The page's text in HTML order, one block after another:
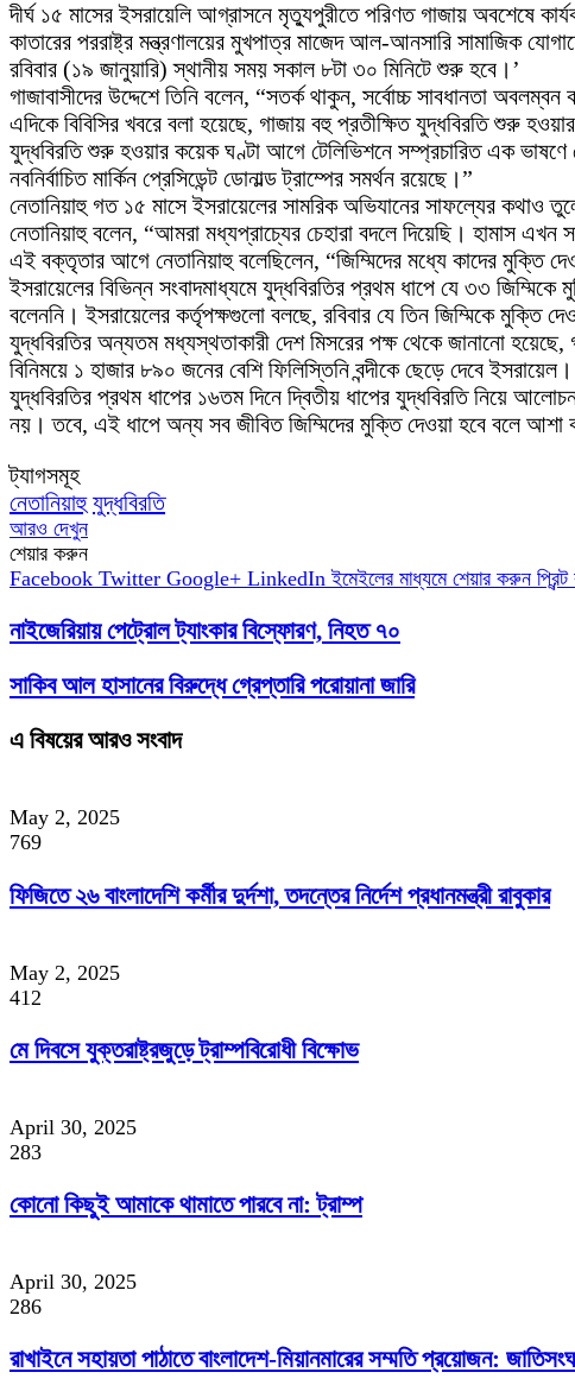
দীর্ঘ ১৫ মাসের ইসরায়েলি আগ্রাসনে মৃত্যুপুরীতে পরিণত গাজায় অবশেষে
কাতারের পররাষ্ট্র মন্ত্রণালয়ের মুখপাত্র মাজেদ আল-আনসারি সামাজিক
রবিবার (১৯ জানুয়ারি) স্থানীয় সময় সকাল ৮টা ৩০ মিনিটে শুরু হবে।’
গাজাবাসীদের উদ্দেশে তিনি বলেন, “সতর্ক থাকুন, সর্বোচ্চ সাবধানতা
এদিকে বিবিসির খবরে বলা হয়েছে, গাজায় বহু প্রতীক্ষিত যুদ্ধবিরতি শুরু
যুদ্ধবিরতি শুরু হওয়ার কয়েক ঘণ্টা আগে টেলিভিশনে সম্প্রচারিত এক
নবনির্বাচিত মার্কিন প্রেসিডেন্ট ডোনাল্ড ট্রাম্পের সমর্থন রয়েছে।”
নেতানিয়াহু গত ১৫ মাসে ইসরায়েলের সামরিক অভিযানের সাফল্যের কথাও
নেতানিয়াহু বলেন, “আমরা মধ্যপ্রাচ্যের চেহারা বদলে দিয়েছি। হামাস এখন
এই বক্তৃতার আগে নেতানিয়াহু বলেছিলেন, “জিম্মিদের মধ্যে কাদের মুক্তি
ইসরায়েলের বিভিন্ন সংবাদমাধ্যমে যুদ্ধবিরতির প্রথম ধাপে যে ৩৩
বলেননি। ইসরায়েলের কর্তৃপক্ষগুলো বলছে, রবিবার যে তিন জিম্মিকে মুক্তি
যুদ্ধবিরতির অন্যতম মধ্যস্থতাকারী দেশ মিসরের পক্ষ থেকে জানানো
বিনিময়ে ১ হাজার ৮৯০ জনের বেশি ফিলিস্তিনি বন্দীকে ছেড়ে দেবে ইসরায়েল।
যুদ্ধবিরতির প্রথম ধাপের ১৬তম দিনে দ্বিতীয় ধাপের যুদ্ধবিরতি নিয়ে
নয়। তবে, এই ধাপে অন্য সব জীবিত জিম্মিদের মুক্তি দেওয়া হবে বলে আশা
ট্যাগসমূহ
নেতানিয়াহু যুদ্ধবিরতি
আরও দেখুন
শেয়ার করুন
Facebook Twitter Google+ LinkedIn ইমেইলের মাধ্যমে শেয়ার করুন
নাইজেরিয়ায় পেট্রোল ট্যাংকার বিস্ফোরণ, নিহত ৭০
সাকিব আল হাসানের বিরুদ্ধে গ্রেপ্তারি পরোয়ানা জারি
এ বিষয়ের আরও সংবাদ
May 2, 2025
769
ফিজিতে ২৬ বাংলাদেশি কর্মীর দুর্দশা, তদন্তের নির্দেশ প্রধানমন্ত্রী রাবুকার
May 2, 2025
412
মে দিবসে যুক্তরাষ্ট্রজুড়ে ট্রাম্পবিরোধী বিক্ষোভ
April 30, 2025
283
কোনো কিছুই আমাকে থামাতে পারবে না: ট্রাম্প
April 30, 2025
286
রাখাইনে সহায়তা পাঠাতে বাংলাদেশ-মিয়ানমারের সম্মতি প্রয়োজন: